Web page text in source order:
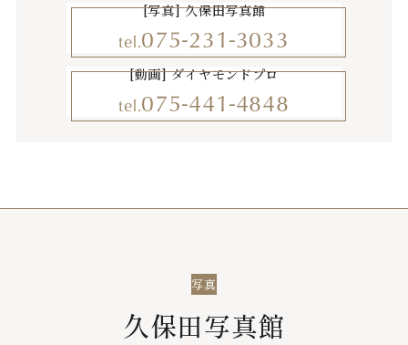
[写真] 久保田写真館
tel.075-231-3033
[動画] ダイヤモンドプロ
tel.075-441-4848
写真
久保田写真館